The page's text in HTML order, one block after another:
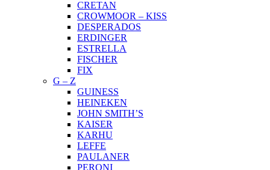
CRETAN
CROWMOOR – KISS
DESPERADOS
ERDINGER
ESTRELLA
FISCHER
FIX
G – Z
GUINESS
HEINEKEN
JOHN SMITH’S
KAISER
KARHU
LEFFE
PAULANER
PERONI